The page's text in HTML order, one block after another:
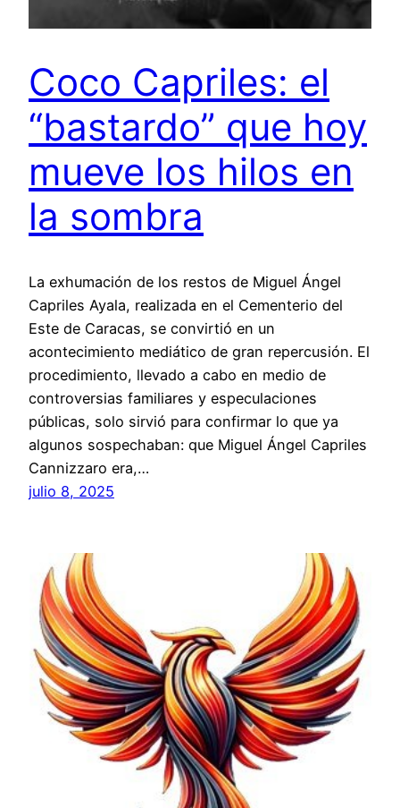
Coco Capriles: el
“bastardo” que hoy
mueve los hilos en
la sombra
La exhumación de los restos de Miguel Ángel
Capriles Ayala, realizada en el Cementerio del
Este de Caracas, se convirtió en un
acontecimiento mediático de gran repercusión. El
procedimiento, llevado a cabo en medio de
controversias familiares y especulaciones
públicas, solo sirvió para confirmar lo que ya
algunos sospechaban: que Miguel Ángel Capriles
Cannizzaro era,…
julio 8, 2025